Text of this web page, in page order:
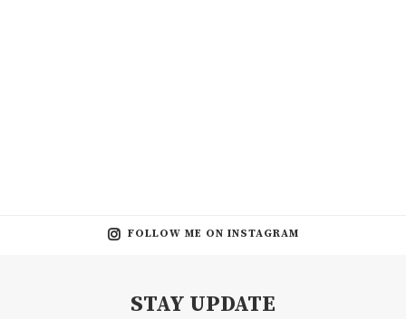
FOLLOW ME ON INSTAGRAM
STAY UPDATE